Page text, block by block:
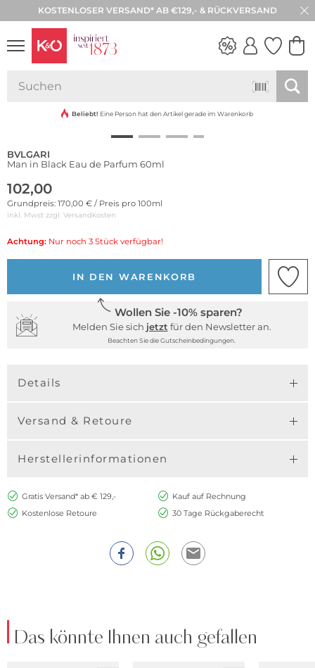
KOSTENLOSER VERSAND* AB €129,- & RÜCKVERSAND
30 TAGE RÜCKGABE
VIBES
Beliebt! Eine Person hat den Artikel gerade im Warenkorb
BVLGARI
Man in Black Eau de Parfum 60ml
102,00
Grundpreis: 170,00 € / Preis pro 100ml
inkl. Mwst zzgl. Versandkosten
Achtung: Nur noch 3 Stück verfügbar!
IN DEN WARENKORB
Wollen Sie -10% sparen?
Melden Sie sich jetzt für den Newsletter an.
Beachten Sie die Gutscheinbedingungen.
Details
Versand & Retoure
Herstellerinformationen
Gratis Versand* ab € 129,-
Kauf auf Rechnung
Kostenlose Retoure
30 Tage Rückgaberecht
Das könnte Ihnen auch gefallen